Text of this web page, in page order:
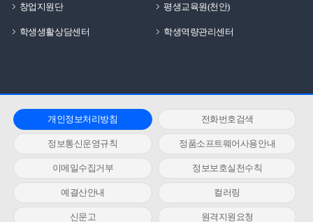
창업지원단 평생교육원(천안)
학생생활상담센터 학생역량관리센터
개인정보처리방침 전화번호검색
정보통신운영규칙 정품소프트웨어사용안내
이메일수집거부 정보보호실천수칙
예결산안내 컬러링
신문고 원격지원요청